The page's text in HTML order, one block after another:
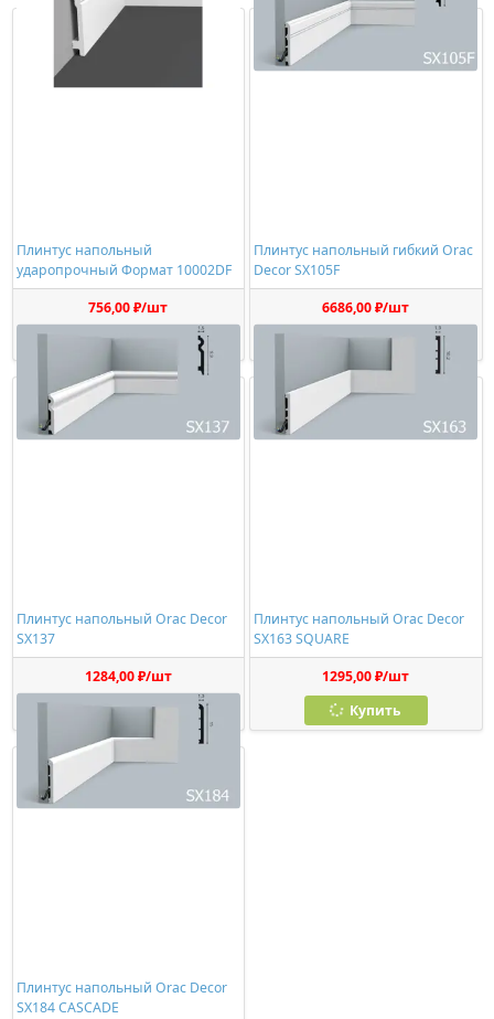
Плинтус напольный
ударопрочный Формат 10002DF
756,00 ₽/шт
Купить
Плинтус напольный гибкий Orac
Decor SX105F
6686,00 ₽/шт
Купить
Плинтус напольный Orac Decor
SX137
1284,00 ₽/шт
Купить
Плинтус напольный Orac Decor
SX163 SQUARE
1295,00 ₽/шт
Купить
Плинтус напольный Orac Decor
SX184 CASCADE